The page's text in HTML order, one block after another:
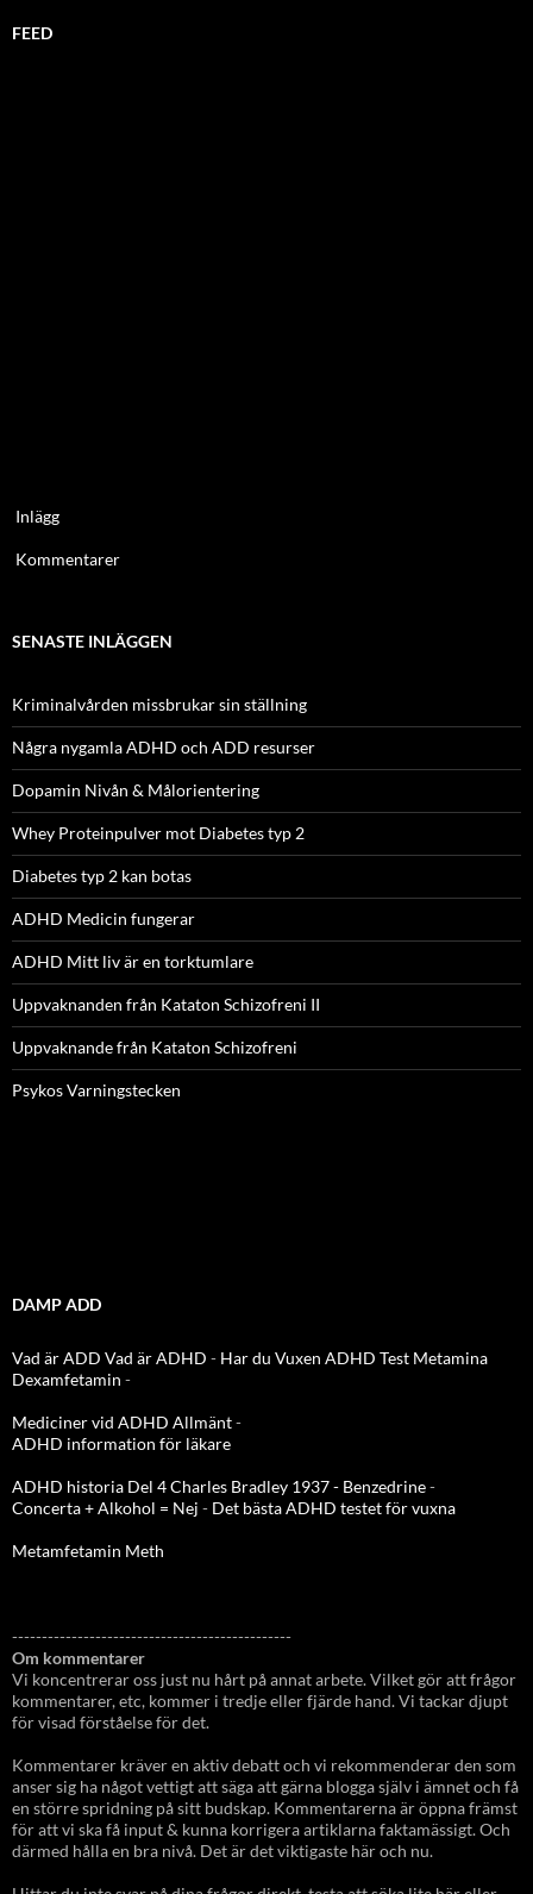
FEED
Inlägg
Kommentarer
SENASTE INLÄGGEN
Kriminalvården missbrukar sin ställning
Några nygamla ADHD och ADD resurser
Dopamin Nivån & Målorientering
Whey Proteinpulver mot Diabetes typ 2
Diabetes typ 2 kan botas
ADHD Medicin fungerar
ADHD Mitt liv är en torktumlare
Uppvaknanden från Kataton Schizofreni II
Uppvaknande från Kataton Schizofreni
Psykos Varningstecken
DAMP ADD
Vad är ADD Vad är ADHD - Har du Vuxen ADHD Test Metamina
Dexamfetamin -
Mediciner vid ADHD Allmänt-
ADHD information för läkare
ADHD historia Del 4 Charles Bradley 1937 - Benzedrine-
Concerta + Alkohol = Nej - Det bästa ADHD testet för vuxna
Metamfetamin Meth
-----------------------------------------------
Om kommentarer
Vi koncentrerar oss just nu hårt på annat arbete. Vilket gör att frågor
kommentarer, etc, kommer i tredje eller fjärde hand. Vi tackar djupt
för visad förståelse för det.
Kommentarer kräver en aktiv debatt och vi rekommenderar den som
anser sig ha något vettigt att säga att gärna blogga själv i ämnet och få
en större spridning på sitt budskap. Kommentarerna är öppna främst
för att vi ska få input & kunna korrigera artiklarna faktamässigt. Och
därmed hålla en bra nivå. Det är det viktigaste här och nu.